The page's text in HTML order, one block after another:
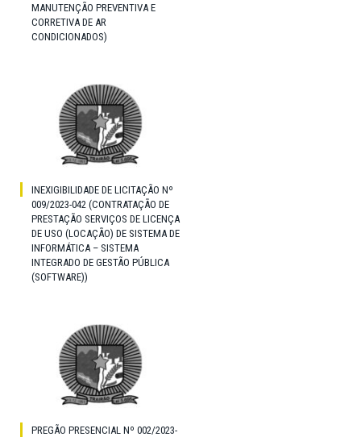
MANUTENÇÃO PREVENTIVA E
CORRETIVA DE AR
CONDICIONADOS)
INEXIGIBILIDADE DE LICITAÇÃO Nº
009/2023-042 (CONTRATAÇÃO DE
PRESTAÇÃO SERVIÇOS DE LICENÇA
DE USO (LOCAÇÃO) DE SISTEMA DE
INFORMÁTICA – SISTEMA
INTEGRADO DE GESTÃO PÚBLICA
(SOFTWARE))
PREGÃO PRESENCIAL Nº 002/2023-